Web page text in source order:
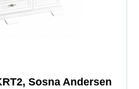
Sosna Andersen